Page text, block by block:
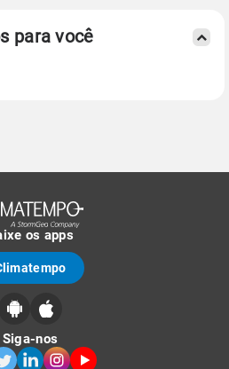
para você
os apps
Siga-nos